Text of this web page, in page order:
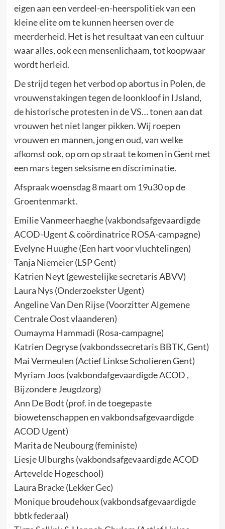
eigen aan een verdeel-en-heerspolitiek van een
kleine elite om te kunnen heersen over de
meerderheid. Het is het resultaat van een cultuur
waar alles, ook een mensenlichaam, tot koopwaar
wordt herleid.
De strijd tegen het verbod op abortus in Polen, de
vrouwenstakingen tegen de loonkloof in IJsland,
de historische protesten in de VS… tonen aan dat
vrouwen het niet langer pikken. Wij roepen
vrouwen en mannen, jong en oud, van welke
afkomst ook, op om op straat te komen in Gent met
een mars tegen seksisme en discriminatie.
Afspraak woensdag 8 maart om 19u30 op de
Groentenmarkt.
Emilie Vanmeerhaeghe (vakbondsafgevaardigde
ACOD-Ugent & coördinatrice ROSA-campagne)
Evelyne Huughe (Een hart voor vluchtelingen)
Tanja Niemeier (LSP Gent)
Katrien Neyt (gewestelijke secretaris ABVV)
Laura Nys (Onderzoekster Ugent)
Angeline Van Den Rijse (Voorzitter Algemene
Centrale Oost vlaanderen)
Oumayma Hammadi (Rosa-campagne)
Katrien Degryse (vakbondssecretaris BBTK, Gent)
Mai Vermeulen (Actief Linkse Scholieren Gent)
Myriam Joos (vakbondafgevaardigde ACOD ,
Bijzondere Jeugdzorg)
Ann De Bodt (prof. in de toegepaste
biowetenschappen en vakbondsafgevaardigde
ACOD Ugent)
Marita de Neubourg (feministe)
Liesje Ulburghs (vakbondsafgevaardigde ACOD
Artevelde Hogeschool)
Laura Bracke (Lekker Gec)
Monique broudehoux (vakbondsafgevaardigde
bbtk federaal)